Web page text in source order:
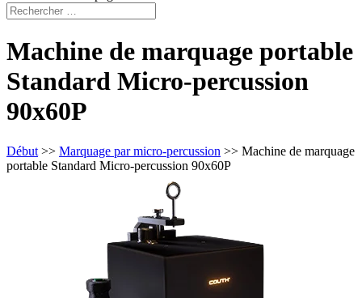
Machine de marquage portable
Standard Micro-percussion
90x60P
Début >> Marquage par micro-percussion >> Machine de marquage
portable Standard Micro-percussion 90x60P